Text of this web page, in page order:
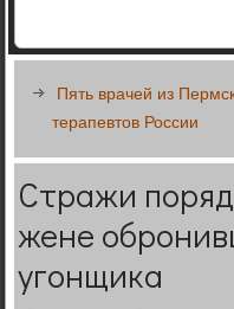
Пять врачей из
терапевтов России
Стражи
жене
угонщика